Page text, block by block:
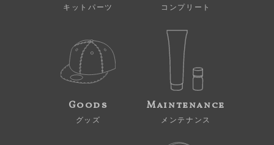
キットパーツ コンプリート
Goods
グッズ
Maintenance
メンテナンス